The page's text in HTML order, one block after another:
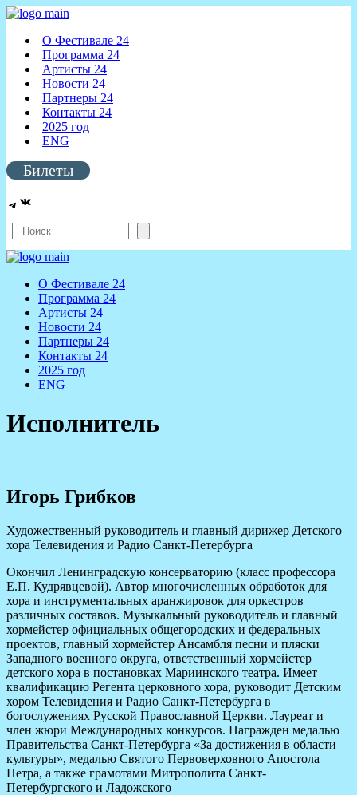
О Фестивале 24
Программа 24
Артисты 24
Новости 24
Партнеры 24
Контакты 24
2025 год
ENG
Билеты
Telegram
ВКонтакте
Поиск
О Фестивале 24
Программа 24
Артисты 24
Новости 24
Партнеры 24
Контакты 24
2025 год
ENG
Исполнитель
Игорь Грибков
Художественный руководитель и главный дирижер Детского
хора Телевидения и Радио Санкт-Петербурга
Окончил Ленинградскую консерваторию (класс профессора
Е.П. Кудрявцевой). Автор многочисленных обработок для
хора и инструментальных аранжировок для оркестров
различных составов. Музыкальный руководитель и главный
хормейстер официальных общегородских и федеральных
проектов, главный хормейстер Ансамбля песни и пляски
Западного военного округа, ответственный хормейстер
детского хора в постановках Мариинского театра. Имеет
квалификацию Регента церковного хора, руководит Детским
хором Телевидения и Радио Санкт-Петербурга в
богослужениях Русской Православной Церкви. Лауреат и
член жюри Международных конкурсов. Награжден медалью
Правительства Санкт-Петербурга «За достижения в области
культуры», медалью Святого Первоверховного Апостола
Петра, а также грамотами Митрополита Санкт-
Петербургского и Ладожского